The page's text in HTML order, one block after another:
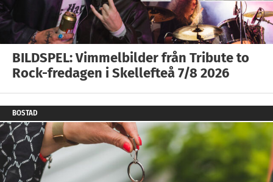
BILDSPEL: Vimmelbilder från Tribute to
Rock-fredagen i Skellefteå 7/8 2026
BOSTAD